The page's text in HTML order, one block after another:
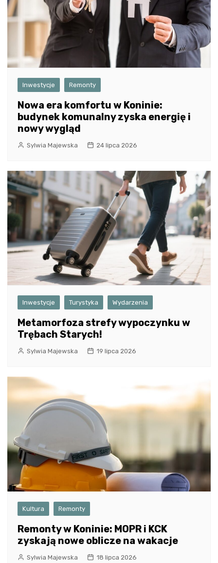
Inwestycje Remonty
Nowa era komfortu w Koninie:
budynek komunalny zyska energię i
nowy wygląd
Sylwia Majewska 24 lipca 2026
Inwestycje Turystyka Wydarzenia
Metamorfoza strefy wypoczynku w
Trębach Starych!
Sylwia Majewska 19 lipca 2026
Kultura Remonty
Remonty w Koninie: MOPR i KCK
zyskają nowe oblicze na wakacje
Sylwia Majewska 18 lipca 2026